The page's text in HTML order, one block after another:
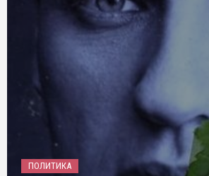
ПОЛИТИКА